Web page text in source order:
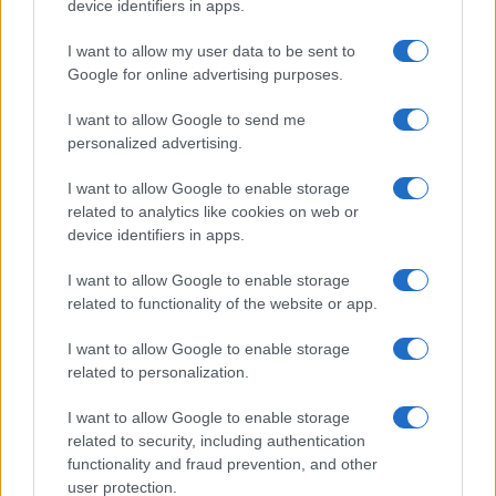
device identifiers in apps.
I want to allow my user data to be sent to
Google for online advertising purposes.
I want to allow Google to send me
personalized advertising.
I want to allow Google to enable storage
related to analytics like cookies on web or
device identifiers in apps.
I want to allow Google to enable storage
related to functionality of the website or app.
I want to allow Google to enable storage
related to personalization.
I want to allow Google to enable storage
related to security, including authentication
functionality and fraud prevention, and other
user protection.
Gondole da guerra: la scoperta
migliore degli studi sul climate
change
diRedazione
3 Marzo 2023, 16:47
nicolaporro.it